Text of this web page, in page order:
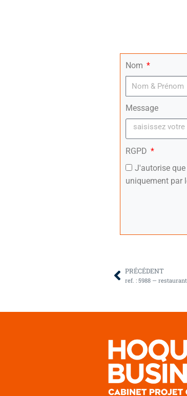
Nom
Message
RGPD
J'autorise
uniquement par
PRÉCÉDENT
ref. : 5988 —